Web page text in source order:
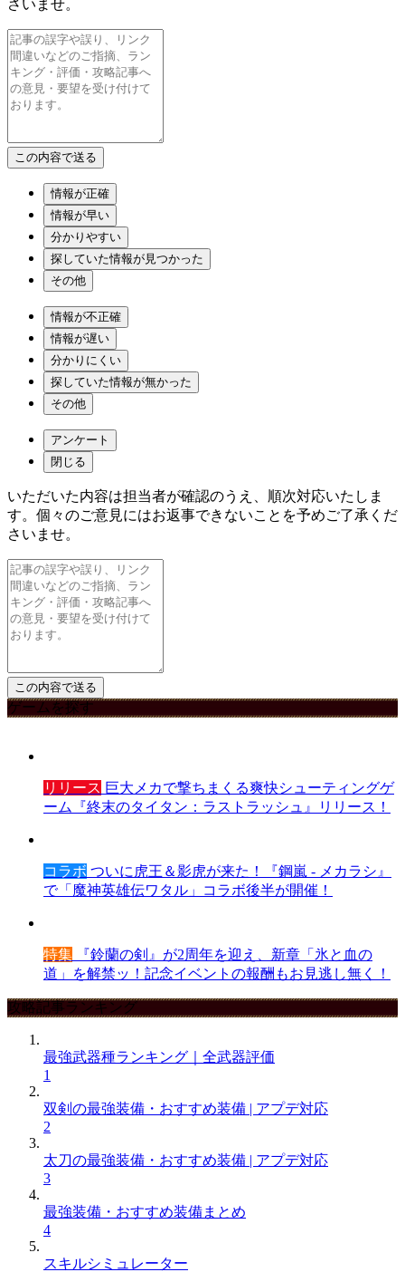
さいませ。
情報が正確
情報が早い
分かりやすい
探していた情報が見つかった
その他
情報が不正確
情報が遅い
分かりにくい
探していた情報が無かった
その他
アンケート
閉じる
いただいた内容は担当者が確認のうえ、順次対応いたしま
す。個々のご意見にはお返事できないことを予めご了承くだ
さいませ。
ゲームを探す
リリース 巨大メカで撃ちまくる爽快シューティングゲ
ーム『終末のタイタン：ラストラッシュ』リリース！
コラボ ついに虎王＆影虎が来た！『鋼嵐 - メカラシ』
で「魔神英雄伝ワタル」コラボ後半が開催！
特集 『鈴蘭の剣』が2周年を迎え、新章「氷と血の
道」を解禁ッ！記念イベントの報酬もお見逃し無く！
攻略記事ランキング
最強武器種ランキング｜全武器評価
1
双剣の最強装備・おすすめ装備 | アプデ対応
2
太刀の最強装備・おすすめ装備 | アプデ対応
3
最強装備・おすすめ装備まとめ
4
スキルシミュレーター